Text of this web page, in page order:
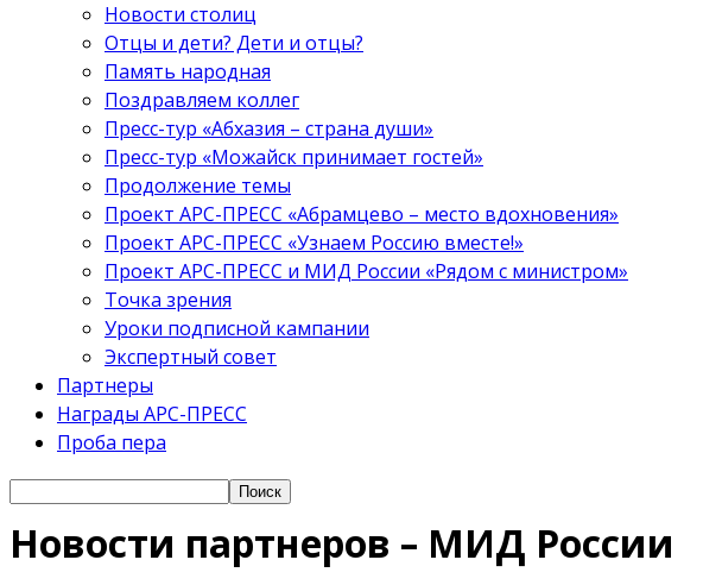
Новости столиц
Отцы и дети? Дети и отцы?
Память народная
Поздравляем коллег
Пресс-тур «Абхазия – страна души»
Пресс-тур «Можайск принимает гостей»
Продолжение темы
Проект АРС-ПРЕСС «Абрамцево – место вдохновения»
Проект АРС-ПРЕСС «Узнаем Россию вместе!»
Проект АРС-ПРЕСС и МИД России «Рядом с министром»
Точка зрения
Уроки подписной кампании
Экспертный совет
Партнеры
Награды АРС-ПРЕСС
Проба пера
Новости партнеров – МИД России